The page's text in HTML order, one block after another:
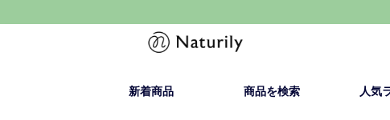
新着商品 商品を検索 人気